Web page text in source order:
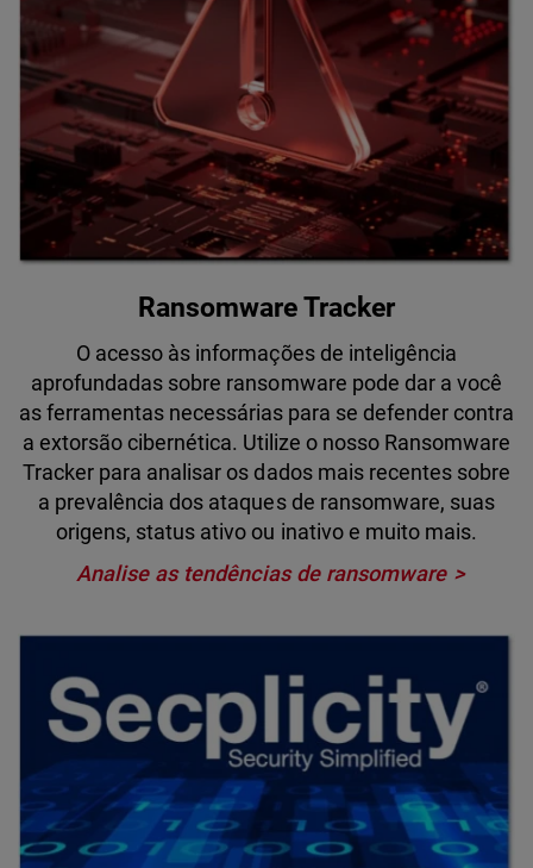
Ransomware Tracker
O acesso às informações de inteligência
aprofundadas sobre ransomware pode dar a você
as ferramentas necessárias para se defender contra
a extorsão cibernética. Utilize o nosso Ransomware
Tracker para analisar os dados mais recentes sobre
a prevalência dos ataques de ransomware, suas
origens, status ativo ou inativo e muito mais.
Analise as tendências de ransomware